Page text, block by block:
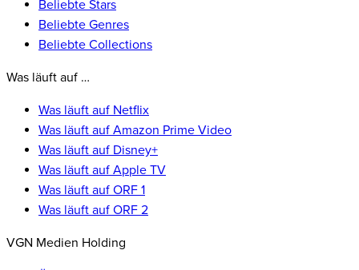
Beliebte Stars
Beliebte Genres
Beliebte Collections
Was läuft auf …
Was läuft auf Netflix
Was läuft auf Amazon Prime Video
Was läuft auf Disney+
Was läuft auf Apple TV
Was läuft auf ORF 1
Was läuft auf ORF 2
VGN Medien Holding